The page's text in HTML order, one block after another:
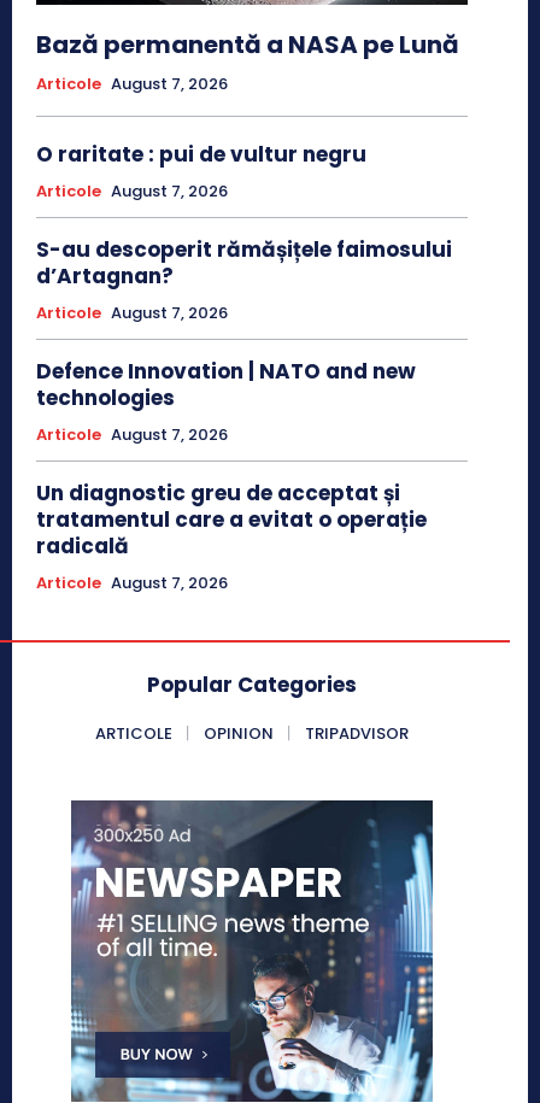
Bază permanentă a NASA pe Lună
Articole August 7, 2026
O raritate : pui de vultur negru
Articole August 7, 2026
S-au descoperit rămășițele faimosului
d’Artagnan?
Articole August 7, 2026
Defence Innovation | NATO and new
technologies
Articole August 7, 2026
Un diagnostic greu de acceptat și
tratamentul care a evitat o operație
radicală
Articole August 7, 2026
Popular Categories
ARTICOLE OPINION TRIPADVISOR